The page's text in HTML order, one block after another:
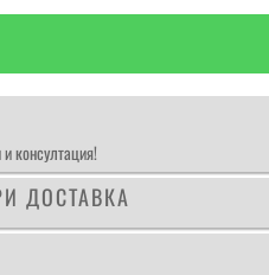
консултация!
ДОСТАВКА